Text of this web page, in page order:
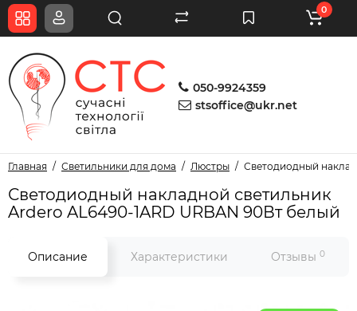
050-9924359
stsoffice@ukr.net
0
Главная Светильники для дома Люстры Светодиодный
Светодиодный накладной светильник
Ardero AL6490-1ARD URBAN 90Вт белый
Описание Характеристики Отзывы 0